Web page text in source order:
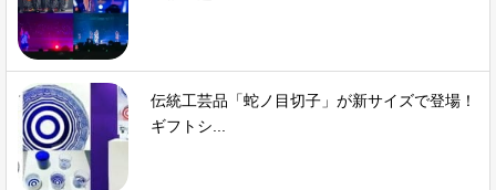
伝統工芸品「蛇ノ目切子」が新サイズで登場！
ギフトシ...